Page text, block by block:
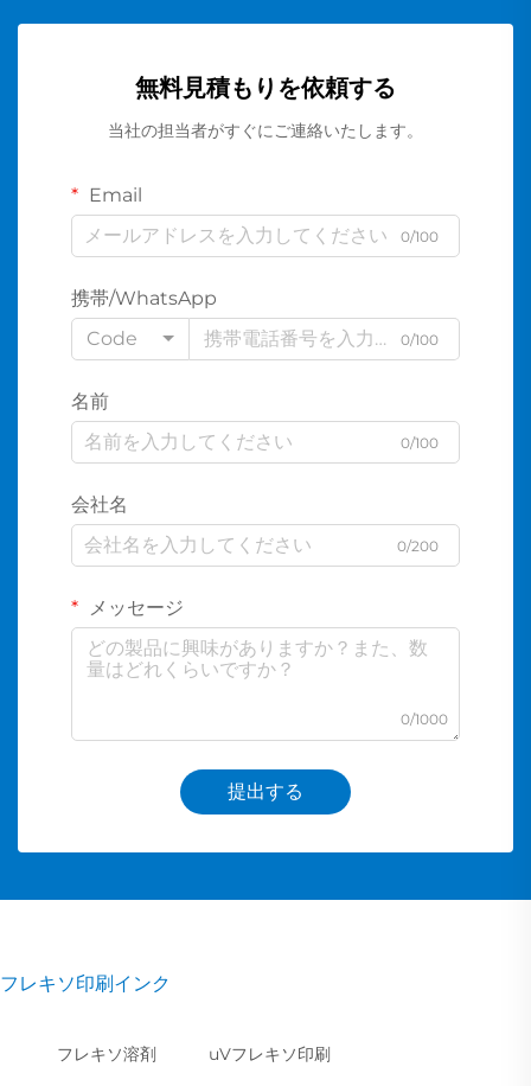
無料見積もりを依頼する
当社の担当者がすぐにご連絡いたします。
Email
0/100
携帯/WhatsApp
Code
0/100
名前
0/100
会社名
0/200
メッセージ
0/1000
提出する
フレキソ印刷インク
フレキソ溶剤 uVフレキソ印刷